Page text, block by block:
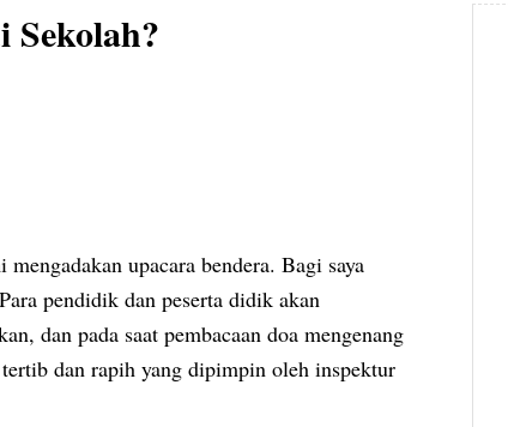
Sekolah?
upacara bendera. Bagi saya
pendidik dan peserta didik akan
dan pada saat pembacaan doa mengenang
dan rapih yang dipimpin oleh inspektur